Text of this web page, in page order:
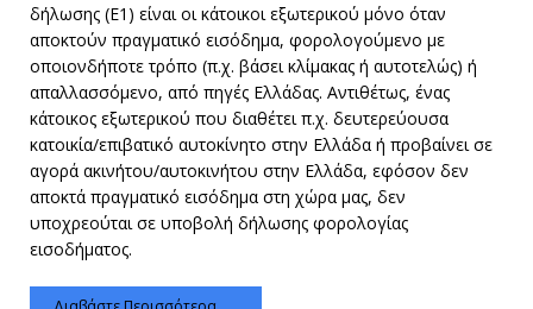
δήλωσης (Ε1) είναι οι κάτοικοι εξωτερικού μόνο όταν
αποκτούν πραγματικό εισόδημα, φορολογούμενο με
οποιονδήποτε τρόπο (π.χ. βάσει κλίμακας ή αυτοτελώς) ή
απαλλασσόμενο, από πηγές Ελλάδας. Αντιθέτως, ένας
κάτοικος εξωτερικού που διαθέτει π.χ. δευτερεύουσα
κατοικία/επιβατικό αυτοκίνητο στην Ελλάδα ή προβαίνει σε
αγορά ακινήτου/αυτοκινήτου στην Ελλάδα, εφόσον δεν
αποκτά πραγματικό εισόδημα στη χώρα μας, δεν
υποχρεούται σε υποβολή δήλωσης φορολογίας
εισοδήματος.